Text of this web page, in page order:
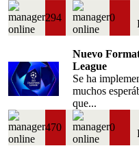
294 0
Nuevo
League
Se ha
muchos
que...
470 0